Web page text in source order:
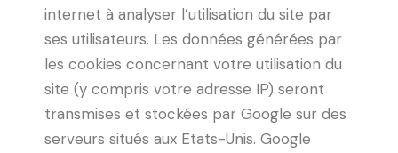
internet à analyser l’utilisation du site par
ses utilisateurs. Les données générées par
les cookies concernant votre utilisation du
site (y compris votre adresse IP) seront
transmises et stockées par Google sur des
serveurs situés aux Etats-Unis. Google